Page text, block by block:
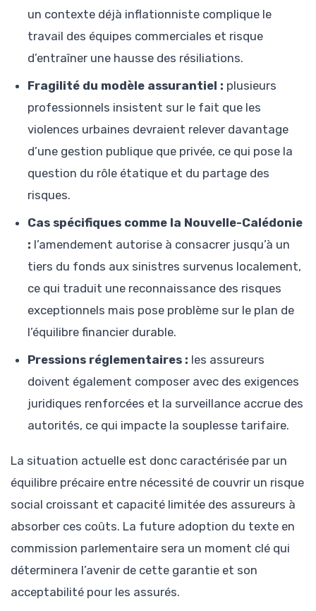
un contexte déjà inflationniste complique le
travail des équipes commerciales et risque
d’entraîner une hausse des résiliations.
Fragilité du modèle assurantiel : plusieurs
professionnels insistent sur le fait que les
violences urbaines devraient relever davantage
d’une gestion publique que privée, ce qui pose la
question du rôle étatique et du partage des
risques.
Cas spécifiques comme la Nouvelle-Calédonie
: l’amendement autorise à consacrer jusqu’à un
tiers du fonds aux sinistres survenus localement,
ce qui traduit une reconnaissance des risques
exceptionnels mais pose problème sur le plan de
l’équilibre financier durable.
Pressions réglementaires : les assureurs
doivent également composer avec des exigences
juridiques renforcées et la surveillance accrue des
autorités, ce qui impacte la souplesse tarifaire.
La situation actuelle est donc caractérisée par un
équilibre précaire entre nécessité de couvrir un risque
social croissant et capacité limitée des assureurs à
absorber ces coûts. La future adoption du texte en
commission parlementaire sera un moment clé qui
déterminera l’avenir de cette garantie et son
acceptabilité pour les assurés.